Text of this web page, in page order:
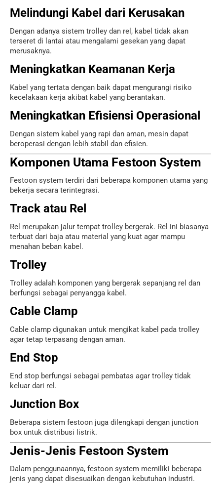
Melindungi Kabel dari Kerusakan
Dengan adanya sistem trolley dan rel, kabel tidak akan
terseret di lantai atau mengalami gesekan yang dapat
merusaknya.
Meningkatkan Keamanan Kerja
Kabel yang tertata dengan baik dapat mengurangi risiko
kecelakaan kerja akibat kabel yang berantakan.
Meningkatkan Efisiensi Operasional
Dengan sistem kabel yang rapi dan aman, mesin dapat
beroperasi dengan lebih stabil dan efisien.
Komponen Utama Festoon System
Festoon system terdiri dari beberapa komponen utama yang
bekerja secara terintegrasi.
Track atau Rel
Rel merupakan jalur tempat trolley bergerak. Rel ini biasanya
terbuat dari baja atau material yang kuat agar mampu
menahan beban kabel.
Trolley
Trolley adalah komponen yang bergerak sepanjang rel dan
berfungsi sebagai penyangga kabel.
Cable Clamp
Cable clamp digunakan untuk mengikat kabel pada trolley
agar tetap terpasang dengan aman.
End Stop
End stop berfungsi sebagai pembatas agar trolley tidak
keluar dari rel.
Junction Box
Beberapa sistem festoon juga dilengkapi dengan junction
box untuk distribusi listrik.
Jenis-Jenis Festoon System
Dalam penggunaannya, festoon system memiliki beberapa
jenis yang dapat disesuaikan dengan kebutuhan industri.